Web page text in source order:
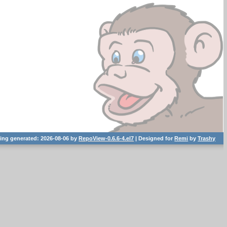
generated: 2026-08-06 by RepoView-0.6.6-4.el7 | Designed forRemi byTrashy